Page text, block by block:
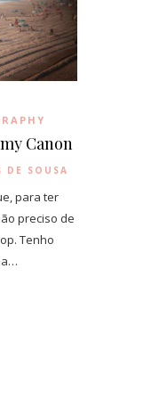
Canon
DE SOUSA
para ter
preciso de
Tenho